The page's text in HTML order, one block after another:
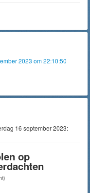
2023 om 22:10:50
16 september 2023:
op